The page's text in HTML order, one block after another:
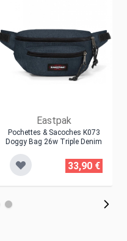
Eastpak
Pochettes & Sacoches K073
Doggy Bag 26w Triple Denim
33,90 €